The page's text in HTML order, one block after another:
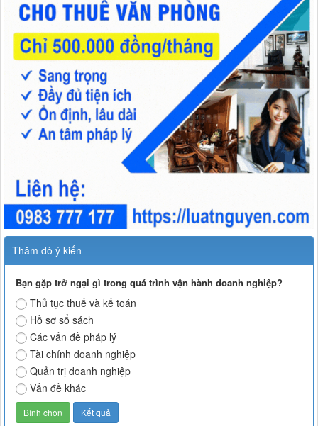
Thăm dò ý kiến
Bạn gặp trở ngại gì trong quá trình vận hành doanh nghiệp?
Thủ tục thuế và kế toán
Hồ sơ sổ sách
Các vấn đề pháp lý
Tài chính doanh nghiệp
Quản trị doanh nghiệp
Vấn đề khác